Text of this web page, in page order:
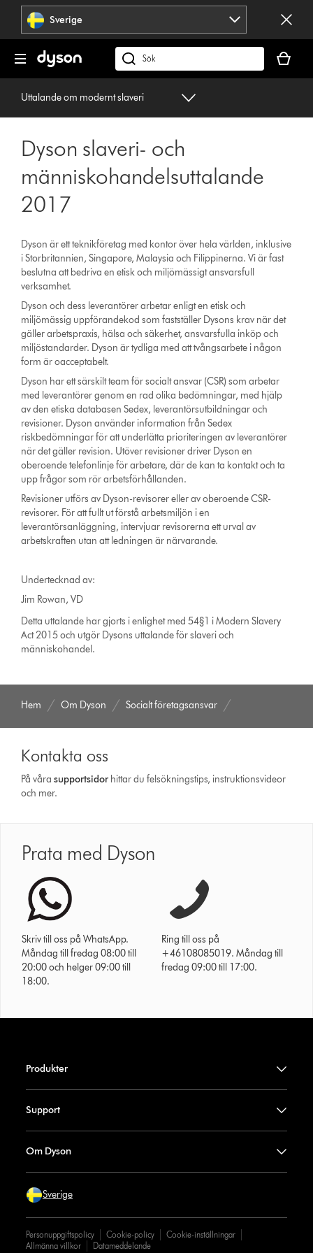
Hoppa
navigering
Sverige
Sök
på
dyson.se
är
tom
Uttalande om modernt slaveri
Dyson slaveri- och
människohandelsuttalande
2017
Dyson är ett teknikföretag med kontor över hela världen, inklusive
i Storbritannien, Singapore, Malaysia och Filippinerna. Vi är fast
beslutna att bedriva en etisk och miljömässigt ansvarsfull
verksamhet.
Dyson och dess leverantörer arbetar enligt en etisk och
miljömässig uppförandekod som fastställer Dysons krav när det
gäller arbetspraxis, hälsa och säkerhet, ansvarsfulla inköp och
miljöstandarder. Dyson är tydliga med att tvångsarbete i någon
form är oacceptabelt.
Dyson har ett särskilt team för socialt ansvar (CSR) som arbetar
med leverantörer genom en rad olika bedömningar, med hjälp
av den etiska databasen Sedex, leverantörsutbildningar och
revisioner. Dyson använder information från Sedex
riskbedömningar för att underlätta prioriteringen av leverantörer
när det gäller revision. Utöver revisioner driver Dyson en
oberoende telefonlinje för arbetare, där de kan ta kontakt och ta
upp frågor som rör arbetsförhållanden.
Revisioner utförs av Dyson-revisorer eller av oberoende CSR-
revisorer. För att fullt ut förstå arbetsmiljön i en
leverantörsanläggning, intervjuar revisorerna ett urval av
arbetskraften utan att ledningen är närvarande.
Undertecknad av:
Jim Rowan, VD
Detta uttalande har gjorts i enlighet med 54§1 i Modern Slavery
Act 2015 och utgör Dysons uttalande för slaveri och
människohandel.
Hem Om Dyson Socialt företagsansvar
Kontakta oss
På vårasupport­sidor hittar du felsökningstips, instruktionsvideor
och mer.
Prata med Dyson
Skriv till oss på WhatsApp.
Måndag till fredag 08:00 till
20:00 och helger 09:00 till
18:00.
Ring till oss på
+46108085019. Måndag till
fredag 09:00 till 17:00.
Produkter
Support
Om Dyson
Sverige
Personuppgiftspolicy Cookie-policy
Cookie-inställningar
Allmänna villkor
Datameddelande